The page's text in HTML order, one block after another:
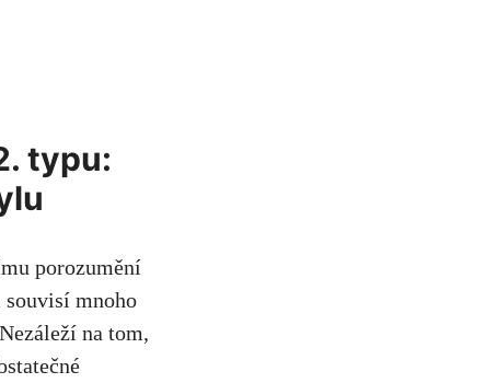
typu:
porozumění
souvisí mnoho⁢
na tom,